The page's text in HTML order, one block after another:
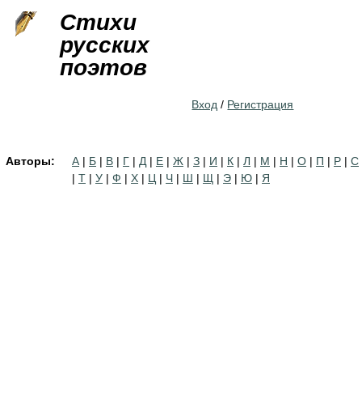
Стихи
русских
поэтов
Вход / Регистрация
Авторы: А | Б | В | Г | Д | Е | Ж | З | И | К | Л | М | Н | О | П | Р | С
| Т | У | Ф | Х | Ц | Ч | Ш | Щ | Э | Ю | Я